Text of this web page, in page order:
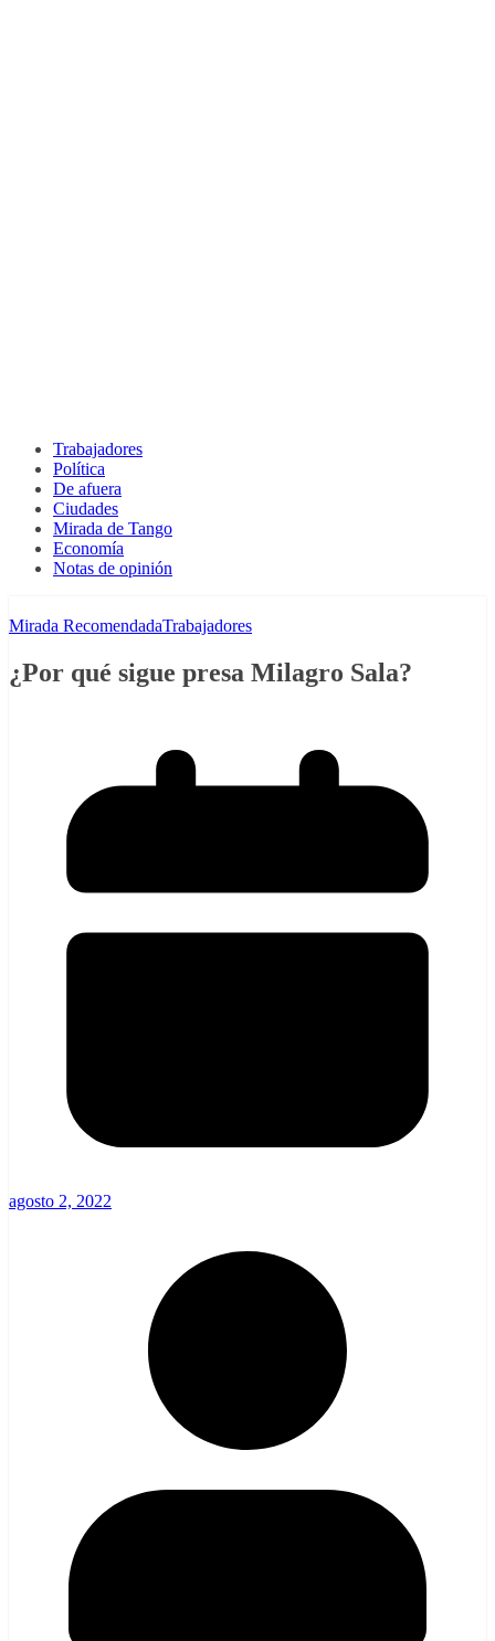
Trabajadores
Política
De afuera
Ciudades
Mirada de Tango
Economía
Notas de opinión
Mirada RecomendadaTrabajadores
¿Por qué sigue presa Milagro Sala?
agosto 2, 2022